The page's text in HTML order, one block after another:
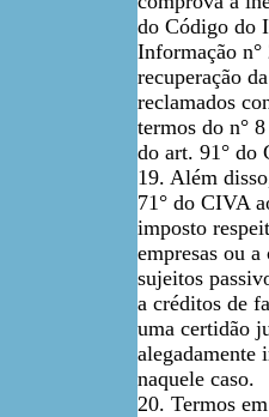
do Código do
Informação n°
recuperação
reclamados
termos do n°
do art. 91° do
19. Além
71° do CIVA
imposto
empresas ou
sujeitos
a créditos de
uma certidão
alegadamente
naquele caso.
20. Termos